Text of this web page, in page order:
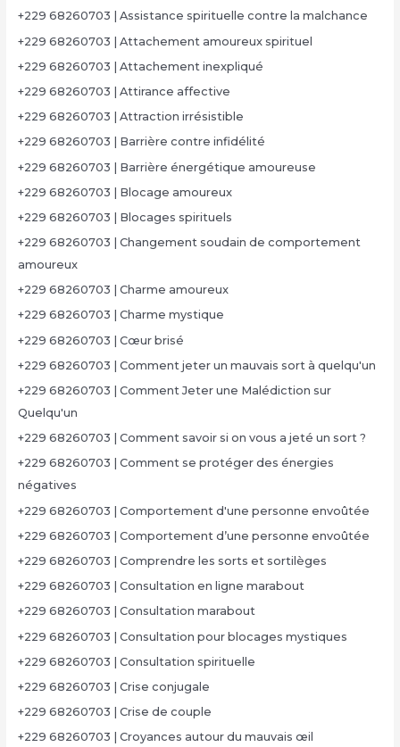
+229 68260703 | Assistance spirituelle contre la malchance
+229 68260703 | Attachement amoureux spirituel
+229 68260703 | Attachement inexpliqué
+229 68260703 | Attirance affective
+229 68260703 | Attraction irrésistible
+229 68260703 | Barrière contre infidélité
+229 68260703 | Barrière énergétique amoureuse
+229 68260703 | Blocage amoureux
+229 68260703 | Blocages spirituels
+229 68260703 | Changement soudain de comportement
amoureux
+229 68260703 | Charme amoureux
+229 68260703 | Charme mystique
+229 68260703 | Cœur brisé
+229 68260703 | Comment jeter un mauvais sort à quelqu'un
+229 68260703 | Comment Jeter une Malédiction sur
Quelqu'un
+229 68260703 | Comment savoir si on vous a jeté un sort ?
+229 68260703 | Comment se protéger des énergies
négatives
+229 68260703 | Comportement d'une personne envoûtée
+229 68260703 | Comportement d’une personne envoûtée
+229 68260703 | Comprendre les sorts et sortilèges
+229 68260703 | Consultation en ligne marabout
+229 68260703 | Consultation marabout
+229 68260703 | Consultation pour blocages mystiques
+229 68260703 | Consultation spirituelle
+229 68260703 | Crise conjugale
+229 68260703 | Crise de couple
+229 68260703 | Croyances autour du mauvais œil